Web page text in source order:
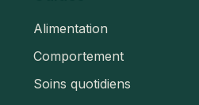
Alimentation
Comportement
Soins quotidiens